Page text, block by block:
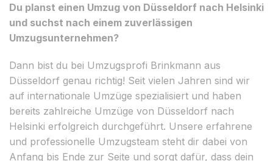
Du planst einen Umzug von Düsseldorf nach Helsinki
und suchst nach einem zuverlässigen
Umzugsunternehmen?
Dann bist du bei Umzugsprofi Brinkmann aus
Düsseldorf genau richtig! Seit vielen Jahren sind wir
auf internationale Umzüge spezialisiert und haben
bereits zahlreiche Umzüge von Düsseldorf nach
Helsinki erfolgreich durchgeführt. Unsere erfahrene
und professionelle Umzugsteam steht dir dabei von
Anfang bis Ende zur Seite und sorgt dafür, dass dein